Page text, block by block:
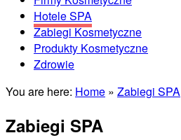
Hotele SPA
Zabiegi Kosmetyczne
Produkty Kosmetyczne
Zdrowie
You are here: Home » Zabiegi SPA
Zabiegi SPA